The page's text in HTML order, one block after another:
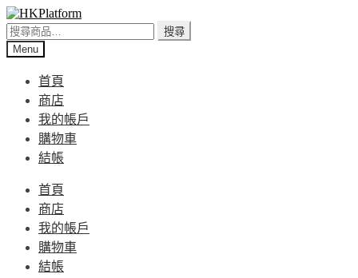
Skip
to
navigation
Skip
to
content
搜
尋
搜尋
Menu
首頁
商店
我的帳戶
購物車
結帳
首頁
商店
我的帳戶
購物車
結帳